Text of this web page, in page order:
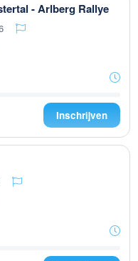
- Arlberg Rallye
Inschrijven